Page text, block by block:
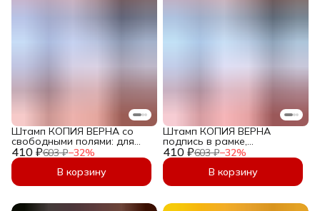
410 ₽603 ₽−32%
Штамп КОПИЯ ВЕРНА со
свободными полями: для
Даты, Подписи, Должности,
ФИО - Автоматический
В корзину
410 ₽603 ₽−32%
Штамп КОПИЯ ВЕРНА
подпись в рамке,
Автоматическая печать
Копия Верна 36х12 мм
В корзину